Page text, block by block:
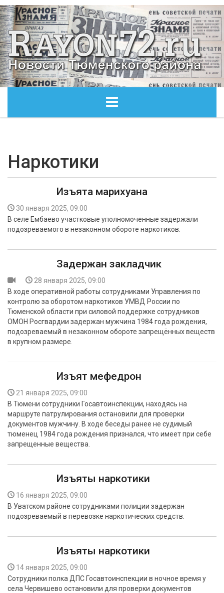
ОБЩЕСТВО
ЭКОНОМИКА
КУЛЬТУРА
БЕЗОПАСНОСТЬ
АРХИВ PDF
Наркотики
Изъята марихуана
30 января 2025, 09:00
В селе Ембаево участковые уполномоченные задержали
подозреваемого в незаконном обороте наркотиков.
Задержан закладчик
28 января 2025, 09:00
В ходе оперативной работы сотрудниками Управления по
контролю за оборотом наркотиков УМВД России по
Тюменской области при силовой поддержке сотрудников
ОМОН Росгвардии задержан мужчина 1984 года рождения,
подозреваемый в незаконном обороте запрещённых веществ
в крупном размере.
Изъят мефедрон
21 января 2025, 09:00
В Тюмени сотрудники Госавтоинспекции, находясь на
маршруте патрулирования остановили для проверки
документов мужчину. В ходе беседы ранее не судимый
тюменец 1984 года рождения признался, что имеет при себе
запрещенные вещества.
Изъяты наркотики
16 января 2025, 09:00
В Уватском районе сотрудниками полиции задержан
подозреваемый в перевозке наркотических средств.
Изъяты наркотики
14 января 2025, 09:00
Сотрудники полка ДПС Госавтоинспекции в ночное время у
села Червишево остановили для проверки документов